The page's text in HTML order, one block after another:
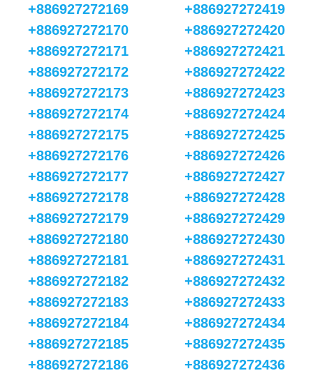
+886927272169
+886927272170
+886927272171
+886927272172
+886927272173
+886927272174
+886927272175
+886927272176
+886927272177
+886927272178
+886927272179
+886927272180
+886927272181
+886927272182
+886927272183
+886927272184
+886927272185
+886927272186
+886927272419
+886927272420
+886927272421
+886927272422
+886927272423
+886927272424
+886927272425
+886927272426
+886927272427
+886927272428
+886927272429
+886927272430
+886927272431
+886927272432
+886927272433
+886927272434
+886927272435
+886927272436